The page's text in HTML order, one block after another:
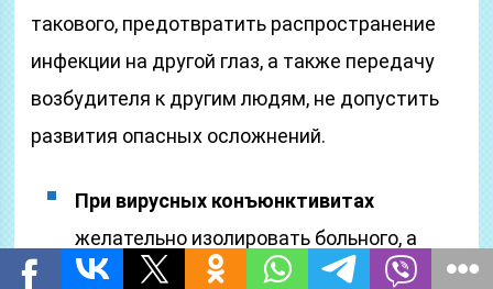
такового, предотвратить распространение
инфекции на другой глаз, а также передачу
возбудителя к другим людям, не допустить
развития опасных осложнений.
При вирусных конъюнктивитах
желательно изолировать больного, а
также объяснить ему необходимость